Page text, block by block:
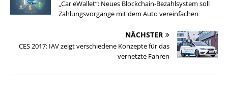
„Car eWallet“: Neues Blockchain-Bezahlsystem soll
Zahlungsvorgänge mit dem Auto vereinfachen
NÄCHSTER
CES 2017: IAV zeigt verschiedene Konzepte für das
vernetzte Fahren